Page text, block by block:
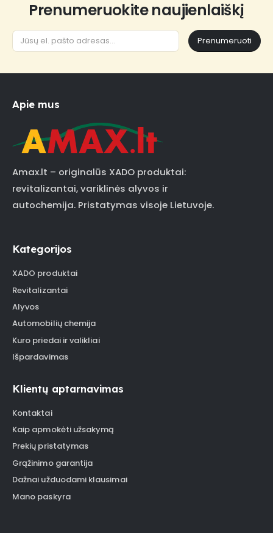
Prenumeruokite naujienlaiškį
Prenumeruoti
Apie mus
Amax.lt – originalūs XADO produktai:
revitalizantai, variklinės alyvos ir
autochemija. Pristatymas visoje Lietuvoje.
Kategorijos
XADO produktai
Revitalizantai
Alyvos
Automobilių chemija
Kuro priedai ir valikliai
Išpardavimas
Klientų aptarnavimas
Kontaktai
Kaip apmokėti užsakymą
Prekių pristatymas
Grąžinimo garantija
Dažnai užduodami klausimai
Mano paskyra